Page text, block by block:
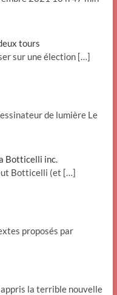
tours
sur une élection […]
de lumière Le
Botticelli inc.
Botticelli (et […]
proposés par
appris la terrible nouvelle